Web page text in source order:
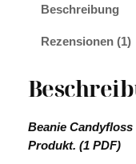
y
f
o
s
Beschreibung
Rezensionen (1)
Beanie
Produkt. (1 PDF)